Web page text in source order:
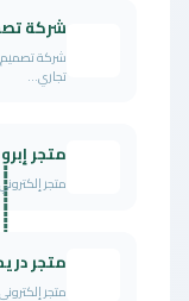
شركة
شركة
تجاري...
متجر إبروٍٍٍٍٍٍٍٍٍٍٍٍٍٍٍٍٍٍٍٍٍٍٍٍٍٍٍٍٍٍٍٍٍٍٍٍٍٍٍٍٍ
متجر
متجر
متجر